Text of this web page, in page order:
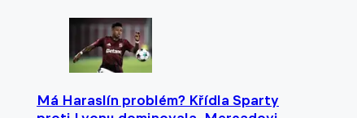
Má Haraslín problém? Křídla Sparty